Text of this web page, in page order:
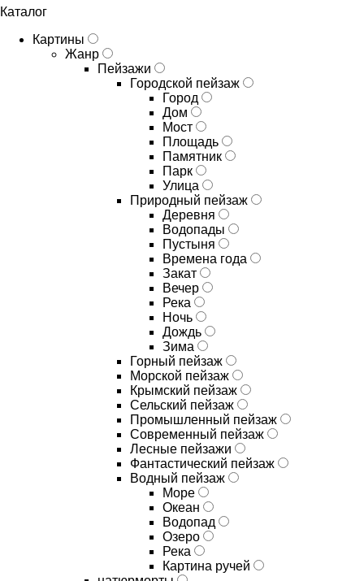
Каталог
Картины
Жанр
Пейзажи
Городской пейзаж
Город
Дом
Мост
Площадь
Памятник
Парк
Улица
Природный пейзаж
Деревня
Водопады
Пустыня
Времена года
Закат
Вечер
Река
Ночь
Дождь
Зима
Горный пейзаж
Морской пейзаж
Крымский пейзаж
Сельский пейзаж
Промышленный пейзаж
Современный пейзаж
Лесные пейзажи
Фантастический пейзаж
Водный пейзаж
Море
Океан
Водопад
Озеро
Река
Картина ручей